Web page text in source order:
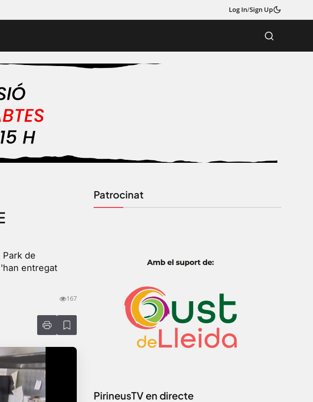
Log In/Sign Up
Park de
entregat
167
Patrocinat
PirineusTV en directe